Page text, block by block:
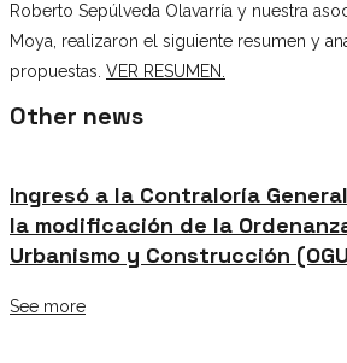
Roberto Sepúlveda Olavarría y nuestra
Moya, realizaron el siguiente resumen y
propuestas. VER RESUMEN.
Other news
Ingresó a la Contraloría
la modificación de la
Urbanismo y Construcción
See more